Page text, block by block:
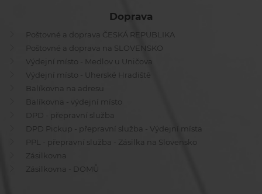
Doprava
Poštovné a doprava ČESKÁ REPUBLIKA
Poštovné a doprava na SLOVENSKO
Výdejní místo - Medlov u Uničova
Výdejní místo - Uherské Hradiště
Balíkovna na adresu
Balíkovna - výdejní místo
DPD - přepravní služba
DPD Pickup - přepravní služba - Výdejní místa
PPL - přepravní služba - Zásilka na Slovensko
Zásilkovna
Zásilkovna - DOMŮ